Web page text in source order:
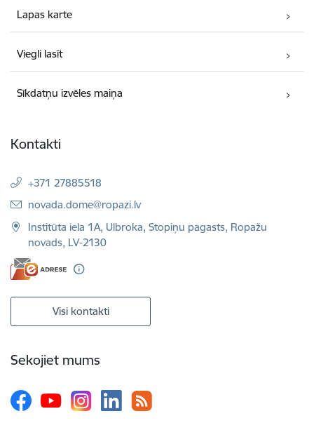
Lapas karte
Viegli lasīt
Sīkdatņu izvēles maiņa
Kontakti
+371 27885518
E-pasts:
novada.dome@ropazi.lv
Institūta iela 1A, Ulbroka, Stopiņu pagasts, Ropažu
novads, LV-2130
Visi kontakti
Sekojiet mums